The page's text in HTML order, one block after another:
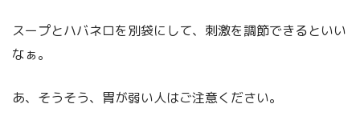
スープとハバネロを別袋にして、刺激を調節できるといい
なぁ。
あ、そうそう、胃が弱い人はご注意ください。